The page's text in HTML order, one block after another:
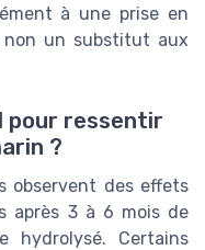
à une prise en
un substitut aux
pour ressentir
?
observent des effets
après 3 à 6 mois de
hydrolysé. Certains